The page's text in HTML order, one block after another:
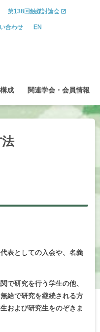
第138回触媒討論会
合わせ EN
成 関連学会 ・ 会員情報
法
表としての入会や、名義
で研究を行う学生の他、
給で研究を継続される方
および研究生をのぞきま